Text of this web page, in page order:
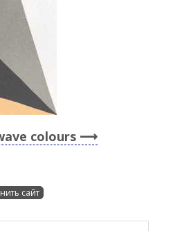
colours
сайт